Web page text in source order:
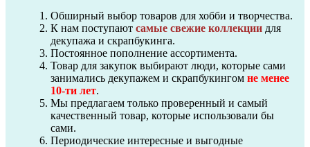
Обширный выбор товаров для хобби и творчества.
К нам поступают самые свежие коллекции для
декупажа и скрапбукинга.
Постоянное пополнение ассортимента.
Товар для закупок выбирают люди, которые сами
занимались декупажем и скрапбукингом не менее
10-ти лет.
Мы предлагаем только проверенный и самый
качественный товар, которые использовали бы
сами.
Периодические интересные и выгодные